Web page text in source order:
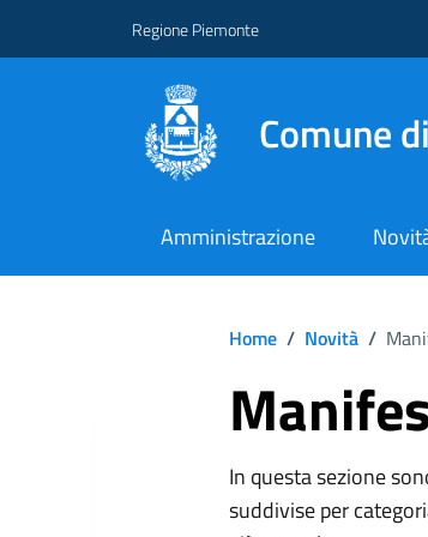
Regione Piemonte
Comune
Amministrazione
Home / Novità /
In questa sezione
suddivise per